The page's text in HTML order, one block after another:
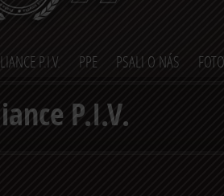
P.I.V. PPE PSALI O NÁS
P.I.V.